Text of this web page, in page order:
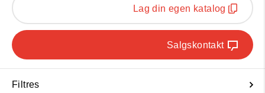
Lag din egen katalog
Salgskontakt
Filtres